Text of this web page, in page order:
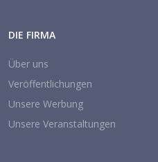
DIE FIRMA
Über uns
Veröffentlichungen
Unsere Werbung
Unsere Veranstaltungen